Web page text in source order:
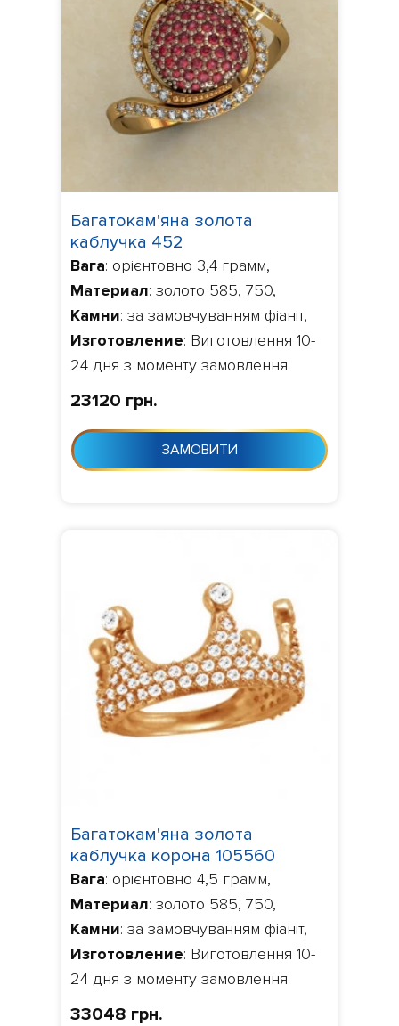
Багатокам'яна золота
каблучка 452
Вага: орієнтовно 3,4 грамм,
Материал: золото 585, 750,
Камни: за замовчуванням фіаніт,
Изготовление: Виготовлення 10-
24 дня з моменту замовлення
23120 грн.
ЗАМОВИТИ
Багатокам'яна золота
каблучка корона 105560
Вага: орієнтовно 4,5 грамм,
Материал: золото 585, 750,
Камни: за замовчуванням фіаніт,
Изготовление: Виготовлення 10-
24 дня з моменту замовлення
33048 грн.